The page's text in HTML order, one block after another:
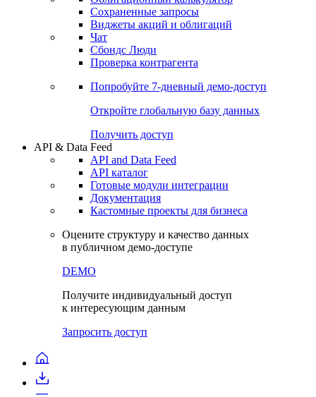
Сохраненные запросы
Виджеты акций и облигаций
Чат
Сбондс Люди
Проверка контрагента
Попробуйте 7-дневный демо-доступ
Откройте глобальную базу данных
Получить доступ
API & Data Feed
API and Data Feed
API каталог
Готовые модули интеграции
Документация
Кастомные проекты для бизнеса
Оцените структуру и качество данных
в публичном демо-доступе
DEMO
Получите индивидуальный доступ
к интересующим данным
Запросить доступ